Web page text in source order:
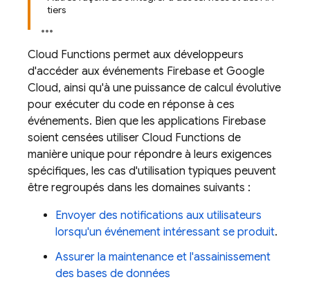
tiers
Cloud Functions permet aux développeurs
d'accéder aux événements Firebase et Google
Cloud, ainsi qu'à une puissance de calcul évolutive
pour exécuter du code en réponse à ces
événements. Bien que les applications Firebase
soient censées utiliser Cloud Functions de
manière unique pour répondre à leurs exigences
spécifiques, les cas d'utilisation typiques peuvent
être regroupés dans les domaines suivants :
Envoyer des notifications aux utilisateurs
lorsqu'un événement intéressant se produit.
Assurer la maintenance et l'assainissement
des bases de données